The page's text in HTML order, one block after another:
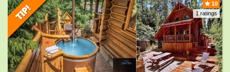
10
1 ratings